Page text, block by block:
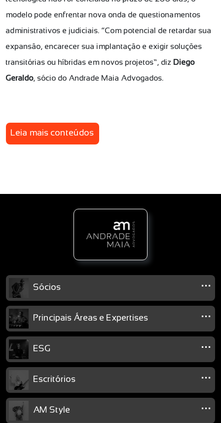
modelo pode enfrentar nova onda de questionamentos
administrativos e judiciais. “Com potencial de retardar sua
expansão, encarecer sua implantação e exigir soluções
transitórias ou híbridas em novos projetos”, diz Diego
Geraldo, sócio do Andrade Maia Advogados.
Leia mais conteúdos
Sócios ...
Principais Áreas e Expertises ...
ESG ...
Escritórios ...
AM Style ...